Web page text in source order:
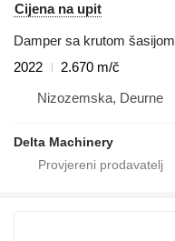
Cijena na upit
Damper sa krutom šasijom
2022
2.670 m/č
Nizozemska, Deurne
Delta Machinery